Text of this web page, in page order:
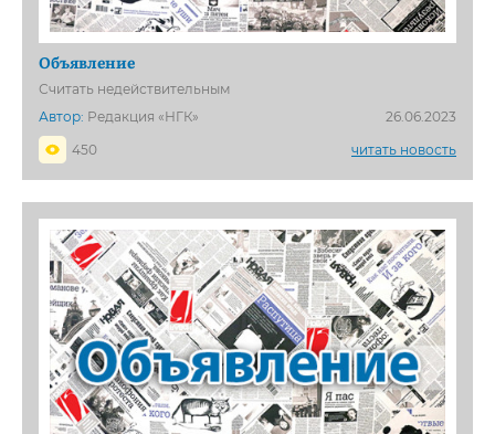
Объявление
Сч­итать недействительн­ым
Автор: Редакция «НГК»
26.06.2023
450
читать новость